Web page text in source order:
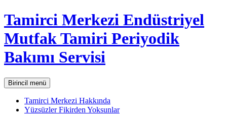
İçeriğe
atla
Tamirci Merkezi Endüstriyel
Mutfak Tamiri Periyodik
Bakımı Servisi
AraBirincil menü
Tamirci Merkezi Hakkında
Yüzsüzler Fikirden Yoksunlar